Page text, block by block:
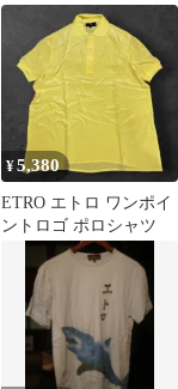
リー柄 シルク ウール
¥5,380
ETRO エトロ ワンポイ
ントロゴ ポロシャツ